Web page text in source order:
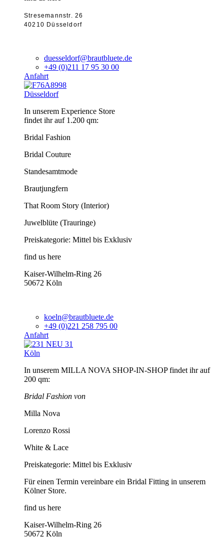
Stresemannstr. 26
40210 Düsseldorf
duesseldorf@brautbluete.de
+49 (0)211 17 95 30 00
Anfahrt
Düsseldorf
In unserem Experience Store
findet ihr auf 1.200 qm:
Bridal Fashion
Bridal Couture
Standesamtmode
Brautjungfern
That Room Story (Interior)
Juwelblüte (Trauringe)
Preiskategorie: Mittel bis Exklusiv
find us here
Kaiser-Wilhelm-Ring 26
50672 Köln
koeln@brautbluete.de
+49 (0)221 258 795 00
Anfahrt
Köln
In unserem MILLA NOVA SHOP-IN-SHOP findet ihr auf
200 qm:
Bridal Fashion von
Milla Nova
Lorenzo Rossi
White & Lace
Preiskategorie: Mittel bis Exklusiv
Für einen Termin vereinbare ein Bridal Fitting in unserem
Kölner Store.
find us here
Kaiser-Wilhelm-Ring 26
50672 Köln